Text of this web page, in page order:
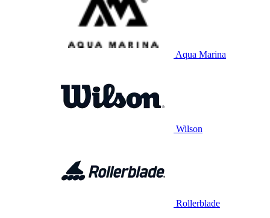
Aqua Marina
Wilson
Rollerblade